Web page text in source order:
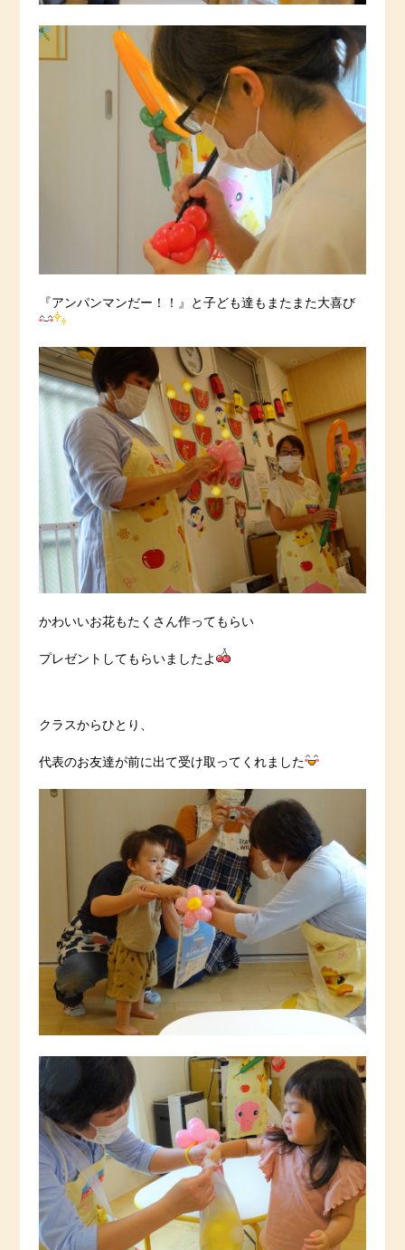
『アンパンマンだー！！』と子ども達もまたまた大喜び
かわいいお花もたくさん作ってもらい
プレゼントしてもらいましたよ
クラスからひとり、
代表のお友達が前に出て受け取ってくれました